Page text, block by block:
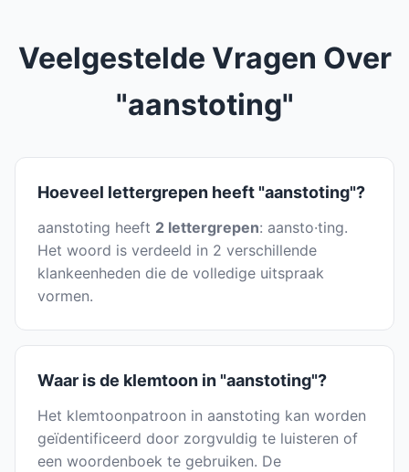
Veelgestelde Vragen Over
"aanstoting"
Hoeveel lettergrepen heeft "aanstoting"?
aanstoting heeft 2 lettergrepen: aansto·ting.
Het woord is verdeeld in 2 verschillende
klankeenheden die de volledige uitspraak
vormen.
Waar is de klemtoon in "aanstoting"?
Het klemtoonpatroon in aanstoting kan worden
geïdentificeerd door zorgvuldig te luisteren of
een woordenboek te gebruiken. De